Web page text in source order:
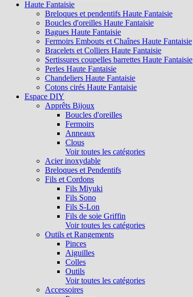
Haute Fantaisie
Breloques et pendentifs Haute Fantaisie
Boucles d'oreilles Haute Fantaisie
Bagues Haute Fantaisie
Fermoirs Embouts et Chaînes Haute Fantaisie
Bracelets et Colliers Haute Fantaisie
Sertissures coupelles barrettes Haute Fantaisie
Perles Haute Fantaisie
Chandeliers Haute Fantaisie
Cotons cirés Haute Fantaisie
Espace DIY
Apprêts Bijoux
Boucles d'oreilles
Fermoirs
Anneaux
Clous
Voir toutes les catégories
Acier inoxydable
Breloques et Pendentifs
Fils et Cordons
Fils Miyuki
Fils Sono
Fils S-Lon
Fils de soie Griffin
Voir toutes les catégories
Outils et Rangements
Pinces
Aiguilles
Colles
Outils
Voir toutes les catégories
Accessoires